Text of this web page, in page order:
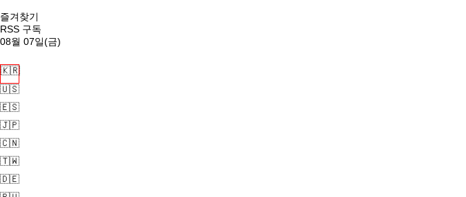
즐겨찾기
RSS 구독
08월 07일(금)
🇰🇷
🇺🇸
🇪🇸
🇯🇵
🇨🇳
🇹🇼
🇩🇪